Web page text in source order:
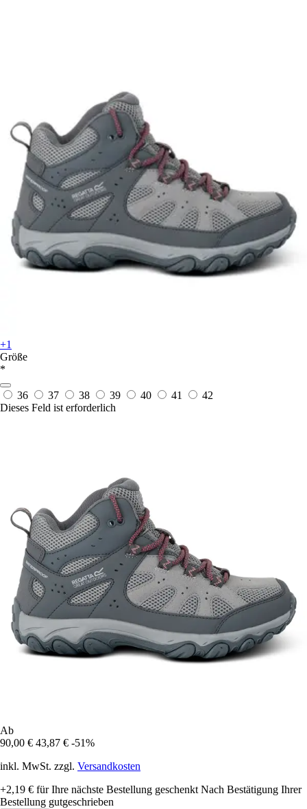
+1
Größe
*
36 37 38 39 40 41
42
Dieses Feld ist erforderlich
Ab
90,00 € 43,87 € -51%
inkl. MwSt. zzgl. Versandkosten
+2,19 € für Ihre nächste Bestellung geschenkt Nach Bestätigung Ihrer
Bestellung gutgeschrieben